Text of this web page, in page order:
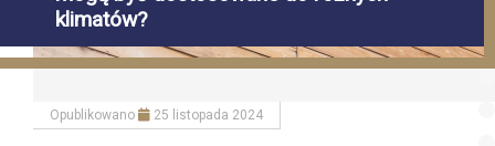
klimatów?
Opublikowano 25 listopada 2024